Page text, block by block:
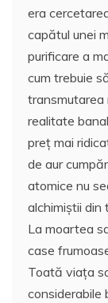
era
capătul unei
purificare a
cum trebuie
transmutarea
realitate
preţ mai
de aur
atomice nu
alchimiştii din
La moartea
case
Toată viaţa
considerabile